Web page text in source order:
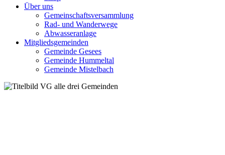
Über uns
Gemeinschaftsversammlung
Rad- und Wanderwege
Abwasseranlage
Mitgliedsgemeinden
Gemeinde Gesees
Gemeinde Hummeltal
Gemeinde Mistelbach